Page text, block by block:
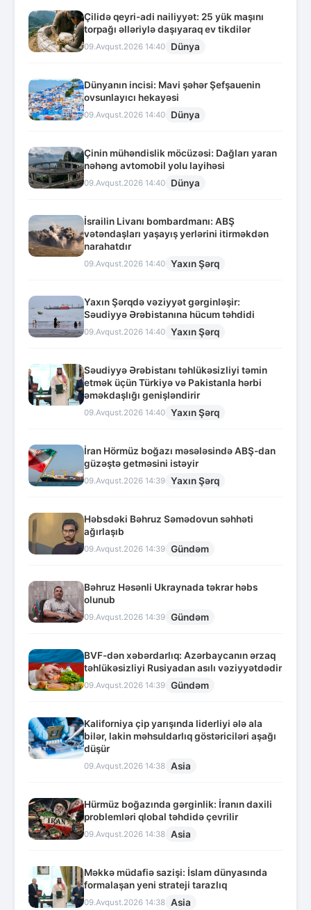
Çilidə qeyri-adi nailiyyət: 25 yük maşını
torpağı əlləriylə daşıyaraq ev tikdilər
09.Avqust.2026 14:40 Dünya
Dünyanın incisi: Mavi şəhər Şefşauenin
ovsunlayıcı hekayəsi
09.Avqust.2026 14:40 Dünya
Çinin mühəndislik möcüzəsi: Dağları yaran
nəhəng avtomobil yolu layihəsi
09.Avqust.2026 14:40 Dünya
İsrailin Livanı bombardmanı: ABŞ
vətəndaşları yaşayış yerlərini itirməkdən
narahatdır
09.Avqust.2026 14:40 Yaxın Şərq
Yaxın Şərqdə vəziyyət gərginləşir:
Səudiyyə Ərəbistanına hücum təhdidi
09.Avqust.2026 14:40 Yaxın Şərq
Səudiyyə Ərəbistanı təhlükəsizliyi təmin
etmək üçün Türkiyə və Pakistanla hərbi
əməkdaşlığı genişləndirir
09.Avqust.2026 14:40 Yaxın Şərq
İran Hörmüz boğazı məsələsində ABŞ-dan
güzəştə getməsini istəyir
09.Avqust.2026 14:39 Yaxın Şərq
Həbsdəki Bəhruz Səmədovun səhhəti
ağırlaşıb
09.Avqust.2026 14:39 Gündəm
Bəhruz Həsənli Ukraynada təkrar həbs
olunub
09.Avqust.2026 14:39 Gündəm
BVF-dən xəbərdarlıq: Azərbaycanın ərzaq
təhlükəsizliyi Rusiyadan asılı vəziyyətdədir
09.Avqust.2026 14:39 Gündəm
Kaliforniya çip yarışında liderliyi ələ ala
bilər, lakin məhsuldarlıq göstəriciləri aşağı
düşür
09.Avqust.2026 14:38 Asia
Hürmüz boğazında gərginlik: İranın daxili
problemləri qlobal təhdidə çevrilir
09.Avqust.2026 14:38 Asia
Məkkə müdafiə sazişi: İslam dünyasında
formalaşan yeni strateji tarazlıq
09.Avqust.2026 14:38 Asia